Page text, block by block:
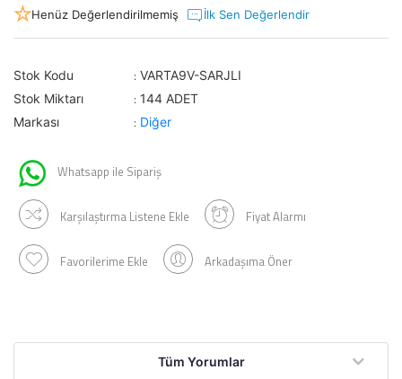
Henüz Değerlendirilmemiş İlk Sen Değerlendir
Stok Kodu : VARTA9V-SARJLI
Stok Miktarı
: 144 ADET
Markası
: Diğer
Whatsapp ile Sipariş
Karşılaştırma Listene Ekle Fiyat Alarmı
Favorilerime Ekle Arkadaşıma Öner
Tüm Yorumlar